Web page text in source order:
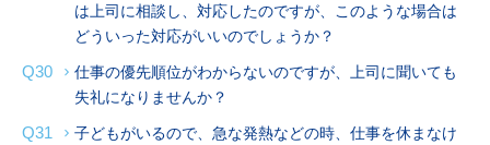
は上司に相談し、対応したのですが、このような場合は
どういった対応がいいのでしょうか？
Q30
仕事の優先順位がわからないのですが、上司に聞いても
失礼になりませんか？
Q31
子どもがいるので、急な発熱などの時、仕事を休まなけ